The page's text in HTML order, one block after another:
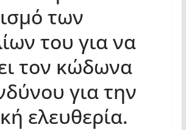
των
του για να
τον κώδωνα
για την
ελευθερία.